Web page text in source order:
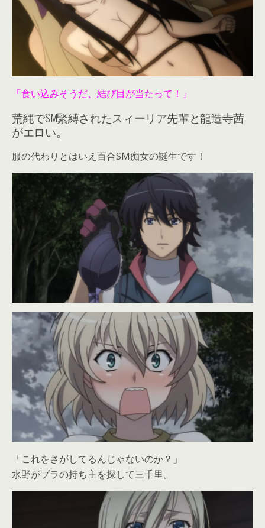
「食い込みそうだ、結び目が当たって！」
荒縄でSM緊縛されたスィーリア先輩と龍造寺茜
がエロい。
服の代わりとはいえ百合SM痴女の誕生です！
「これをさがしてるんじゃないのか？」
水野がブラの持ち主を探して三千里。